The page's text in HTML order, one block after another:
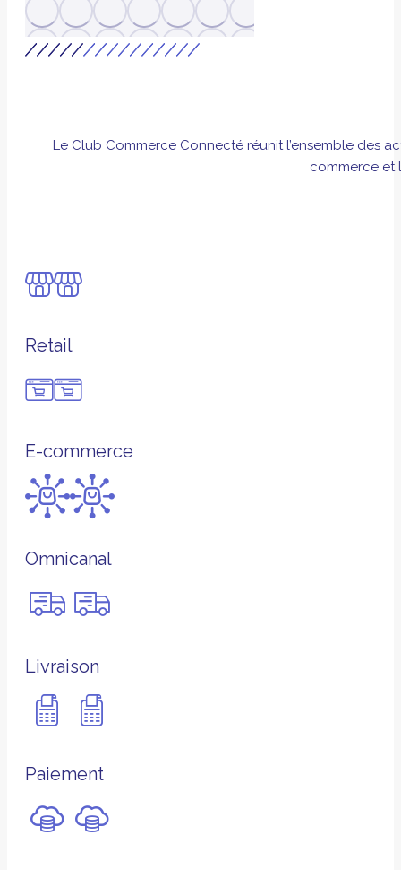
Le Club Commerce Connecté réunit l’ensemble des
commerce et
Retail
E-commerce
Omnicanal
Livraison
Paiement